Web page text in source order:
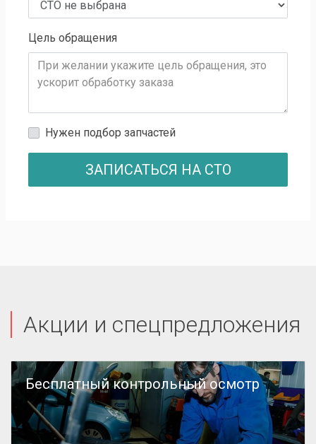
Цель обращения
Нужен подбор запчастей
ЗАПИСАТЬСЯ НА СТО
Акции и спецпредложения
Бесплатный контрольный осмотр